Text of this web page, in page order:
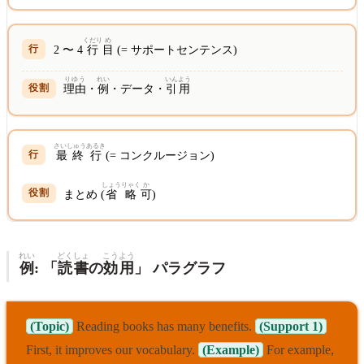
2 〜 4 行
くだり
目
め
(= サポートセンテンス)
理由
りゆう
・例
れい
・データ・ 引
いん
用
よう
最終
さいしゅう
行
あるき
(= コンクルージョン)
まとめ (省略
しょうりゃく
可
か
)
例
れい
: 「 読書
どくしょ
の効用
こうよう
」 パラグラフ
(Topic) Reading books has many benefits. (Support 1)
First, it improves our vocabulary. (Example) For example,